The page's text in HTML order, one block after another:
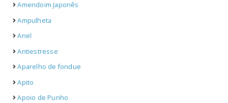
Amendoim Japonês
Ampulheta
Anel
Antiestresse
Aparelho de fondue
Apito
Apoio de Punho